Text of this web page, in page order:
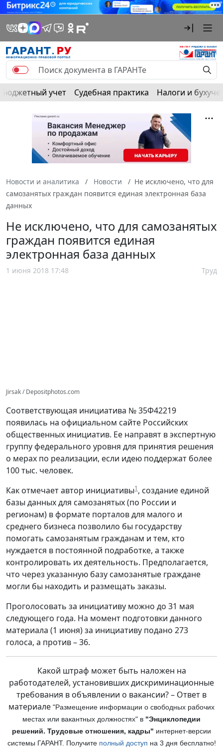
Бюджетный учет Судебная практика Налоги и
Новости и аналитика Новости
Не исключено, что для
самозанятых граждан появится единая электронная база
данных
Не исключено, что для самозанятых
граждан появится единая
электронная база данных
1 июня 2018 17:48 Труд
Jirsak / Depositphotos.com
Соответствующая инициатива № 35Ф42219
появилась на официальном сайте Российских
общественных инициатив. Ее направят в экспертную
группу федерального уровня для принятия решения
о мерах по реализации, если идею поддержат более
100 тыс. человек.
Как отмечает автор инициативы1, cоздание единой
базы данных для самозанятых (по России и
регионам) в формате порталов для малого и
среднего бизнеса позволило бы государству
помогать самозанятым гражданам и тем, кто
нуждается в постоянной подработке, а также
контролировать их деятельность. Предполагается,
что через указанную базу самозанятые граждане
могли бы находить и размещать заказы.
Проголосовать за инициативу можно до 31 мая
следующего года. На момент подготовки данного
материала (1 июня) за инициативу подано 273
голоса, а против – 36.
Какой штраф может быть наложен на
работодателей, установивших дискриминационные
требования в объявлении о вакансии? – Ответ в
материале "Размещение информации о свободных рабочих
местах или вакантных должностях" в "Энциклопедии
решений. Трудовые отношения, кадры" интернет-версии
системы ГАРАНТ. Получите полный доступ на 3 дня бесплатно!